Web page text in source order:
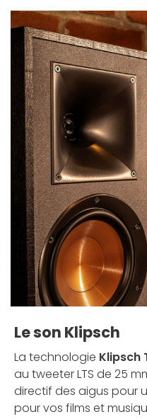
Le son Klipsch
La technologie Klipsch
au tweeter LTS de 25
directif des aigus pour
pour vos films et